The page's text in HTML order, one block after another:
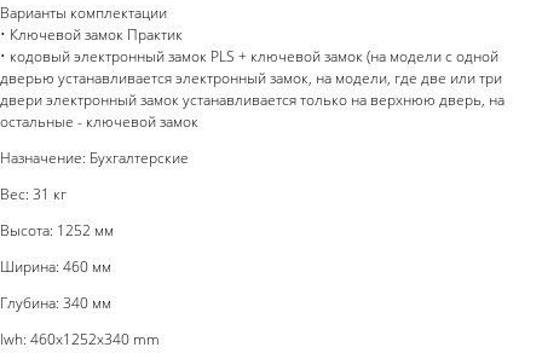
Варианты комплектации
• Ключевой замок Практик
• кодовый электронный замок PLS + ключевой замок (на модели с одной
дверью устанавливается электронный замок, на модели, где две или три
двери электронный замок устанавливается только на верхнюю дверь, на
остальные - ключевой замок
Назначение: Бухгалтерские
Вес: 31 кг
Высота: 1252 мм
Ширина: 460 мм
Глубина: 340 мм
lwh: 460x1252x340 mm